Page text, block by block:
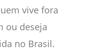
vive fora
ou deseja
no Brasil.